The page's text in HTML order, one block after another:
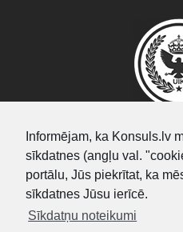
Informējam, ka Konsuls.lv
sīkdatnes (angļu val.
portālu, Jūs piekrītat, ka
sīkdatnes Jūsu ierīcē.
Sīkdatņu noteikumi